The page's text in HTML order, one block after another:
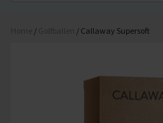
/ / Callaway Supersoft